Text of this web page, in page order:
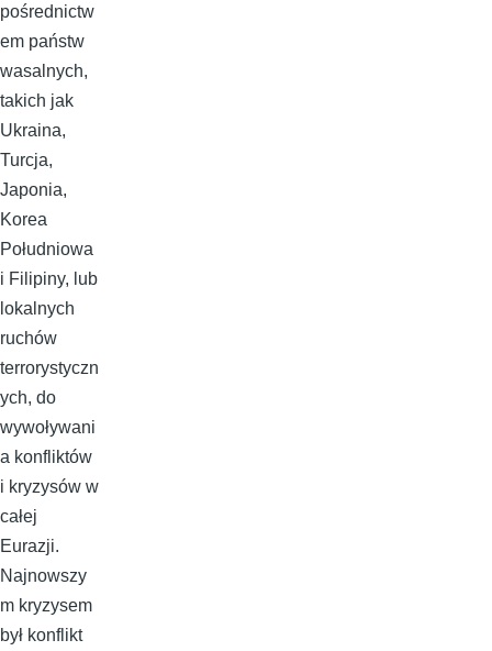
pośrednictw
em państw
wasalnych,
takich jak
Ukraina,
Turcja,
Japonia,
Korea
Południowa
i Filipiny, lub
lokalnych
ruchów
terrorystyczn
ych, do
wywoływani
a konfliktów
i kryzysów w
całej
Eurazji.
Najnowszy
m kryzysem
był konflikt